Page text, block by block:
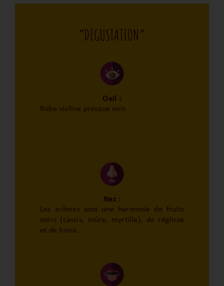
“DEGUSTATION”
Oeil :
Robe violine presque noir.
Nez :
Les arômes sont une harmonie de fruits
noirs (cassis, mûre, myrtille), de réglisse
et de fumé.